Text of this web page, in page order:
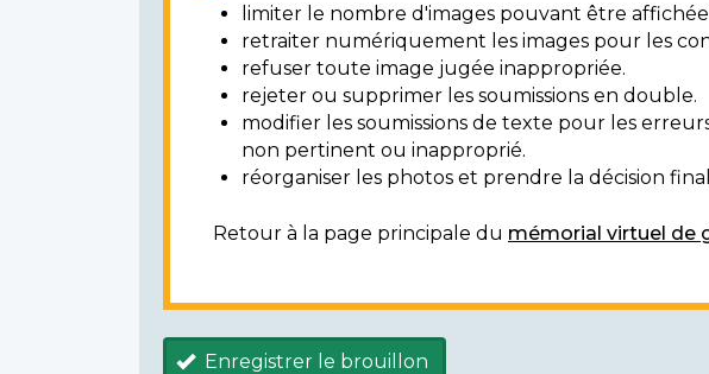
limiter le nombre d'images pouvant être
retraiter numériquement les images pour les
refuser toute image jugée inappropriée.
rejeter ou supprimer les soumissions en double.
modifier les soumissions de texte pour les
non pertinent ou inapproprié.
réorganiser les photos et prendre la décision
Retour à la page principale du mémorial virtuel de
Enregistrer le brouillon